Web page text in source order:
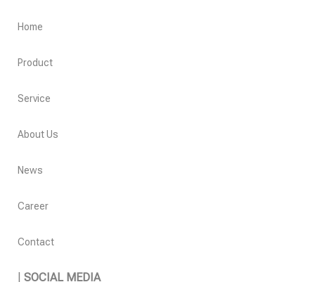
Home
Product
Service
About Us
News
Career
Contact
SOCIAL MEDIA